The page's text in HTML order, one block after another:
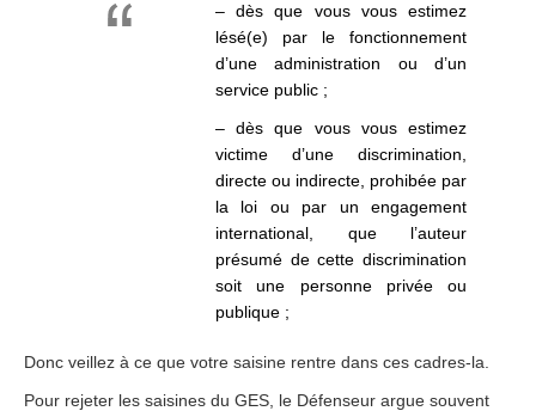
– dès que vous vous estimez
lésé(e) par le fonctionnement
d’une administration ou d’un
service public ;
– dès que vous vous estimez
victime d’une discrimination,
directe ou indirecte, prohibée par
la loi ou par un engagement
international, que l’auteur
présumé de cette discrimination
soit une personne privée ou
publique ;
Donc veillez à ce que votre saisine rentre dans ces cadres-la.
Pour rejeter les saisines du GES, le Défenseur argue souvent